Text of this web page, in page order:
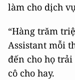
làm cho dịch
“Hàng trăm
Assistant mỗi
đến cho họ
cô cho hay.